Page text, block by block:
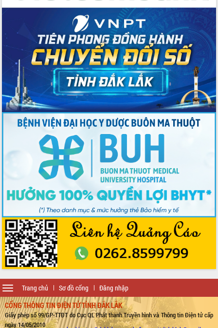
Trang chủ Sơ đồ cổng Đăng nhập
Toggle
navigation
CỔNG THÔNG TIN ĐIỆN TỬ TỈNH ĐẮK LẮK
Giấy phép số 99/GP-TTĐT do Cục QL Phát thanh Truyền hình và Thông tin Điện tử cấp
ngày 14/05/2010